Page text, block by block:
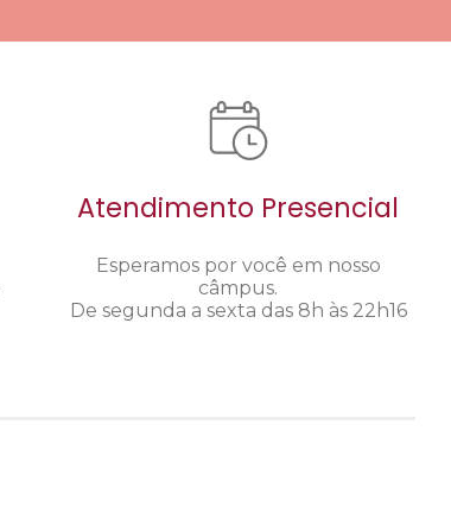
Atendimento Presencial
Esperamos por você em nosso
câmpus.
De segunda a sexta das 8h às 22h16